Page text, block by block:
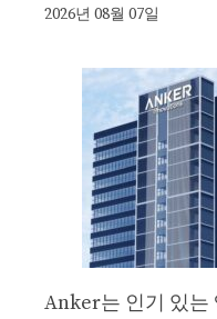
2026년 08월 07일
Anker는 인기 있는